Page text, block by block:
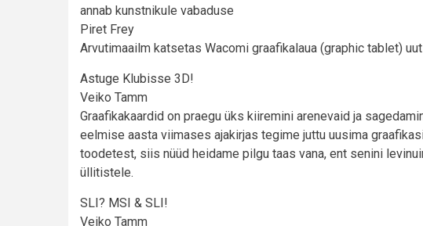
annab kunstnikule vabaduse
Piret Frey
Arvutimaailm katsetas Wacomi graafikalaua (graphic tablet)
Astuge Klubisse 3D!
Veiko Tamm
Graafikakaardid on praegu üks kiiremini arenevaid ja
eelmise aasta viimases ajakirjas tegime juttu uusima
toodetest, siis nüüd heidame pilgu taas vana, ent senini
üllitistele.
SLI? MSI & SLI!
Veiko Tamm